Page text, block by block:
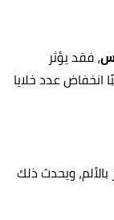
، فقد يؤثر
انخفاض عدد خلايا
ويحدث ذلك